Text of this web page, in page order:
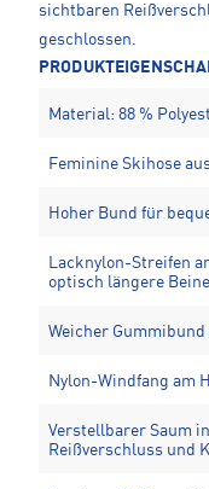
sichtbaren
geschlossen.
Material: 88 %
Feminine Skihose
Hoher Bund für
Lacknylon-Streifen
optisch längere Beine
Weicher
Nylon-Windfang am
Verstellbarer Saum
Reißverschluss und